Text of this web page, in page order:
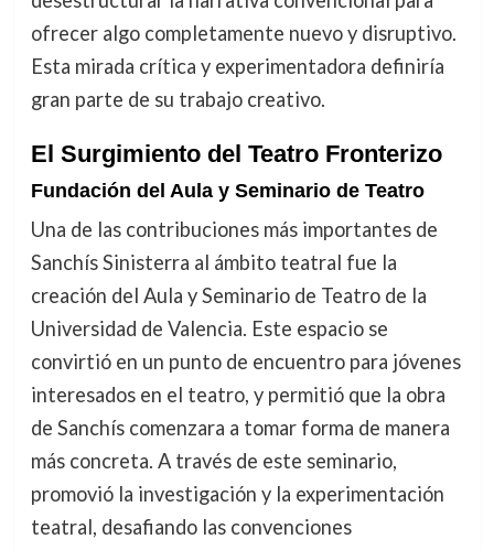
ofrecer algo completamente nuevo y disruptivo.
Esta mirada crítica y experimentadora definiría
gran parte de su trabajo creativo.
El Surgimiento del Teatro Fronterizo
Fundación del Aula y Seminario de Teatro
Una de las contribuciones más importantes de
Sanchís Sinisterra al ámbito teatral fue la
creación del Aula y Seminario de Teatro de la
Universidad de Valencia. Este espacio se
convirtió en un punto de encuentro para jóvenes
interesados en el teatro, y permitió que la obra
de Sanchís comenzara a tomar forma de manera
más concreta. A través de este seminario,
promovió la investigación y la experimentación
teatral, desafiando las convenciones